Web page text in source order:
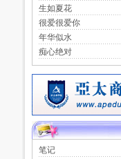
生如夏花
很爱很爱你
年华似水
痴心绝对
笔记